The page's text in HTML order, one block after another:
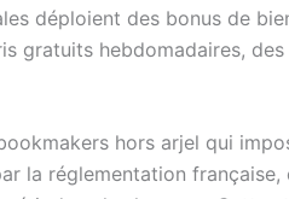
déploient des bonus de
gratuits hebdomadaires,
hors arjel qui
la réglementation